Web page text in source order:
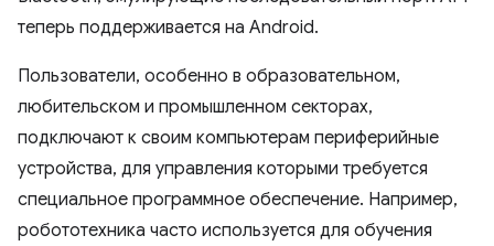
теперь поддерживается на Android.
Пользователи, особенно в образовательном,
любительском и промышленном секторах,
подключают к своим компьютерам периферийные
устройства, для управления которыми требуется
специальное программное обеспечение. Например,
робототехника часто используется для обучения